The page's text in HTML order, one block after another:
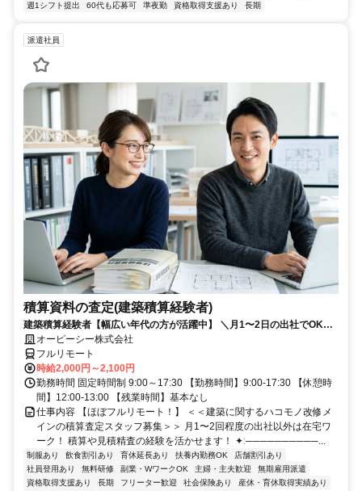
週1シフト提出
60代も応募可 準夜勤 資格取得支援あり 長期
派遣社員
積算資料の査定(建築積算経験者)
建築積算経験者【幅広い年代の方が活躍中】 ＼月1〜2日の出社でOK！
大手の安定環境で積算資料の査定業務／
オーピーシー株式会社
フルリモート
時給2,000円～2,100円
勤務時間 固定時間制 9:00～17:30 【勤務時間】9:00-17:30 【休憩時
間】12:00-13:00 【残業時間】基本なし
仕事内容 【ほぼフルリモート！】 ＜＜建築に関するハコモノ改修メ
インの積算査定スタッフ募集＞＞ 月1〜2回程度の出社以外は在宅ワ
ーク！ 積算や見積精査の経験を活かせます！ ✦ː──────────...
制服あり 飲食割引あり 育休延長あり 扶養内勤務OK
店舗割引あり
社員登用あり
無料研修 副業・WワークOK 主婦・主夫歓迎
無期雇用派遣
資格取得支援あり
長期 フリーター歓迎 社会保険あり
産休・育休取得実績あり